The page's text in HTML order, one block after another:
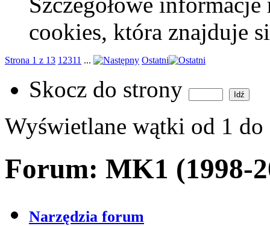
cookies, która znajduje
Strona 1 z 13 1 2311 ... Ostatni
Skocz do strony
Wyświetlane wątki od 1 do
Forum: MK1 (1998-
Narzędzia forum